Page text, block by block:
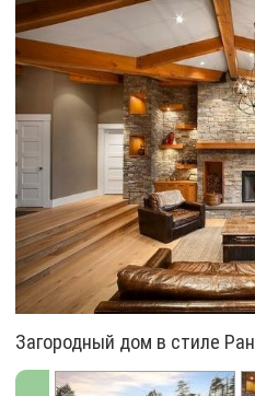
Загородный дом в стиле